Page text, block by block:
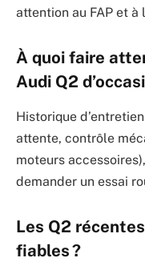
attention au FAP et à
À quoi faire
Audi Q2
Historique
attente, contrôle
moteurs
demander un essai
Les Q2
fiables ?